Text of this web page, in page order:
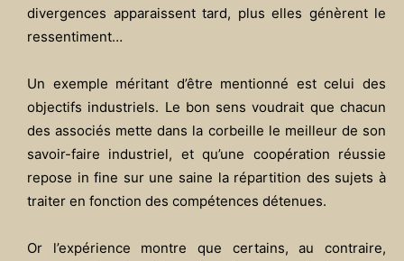
divergences apparaissent tard, plus elles génèrent le
ressentiment…
Un exemple méritant d’être mentionné est celui des
objectifs industriels. Le bon sens voudrait que chacun
des associés mette dans la corbeille le meilleur de son
savoir-faire industriel, et qu’une coopération réussie
repose in fine sur une saine la répartition des sujets à
traiter en fonction des compétences détenues.
Or l’expérience montre que certains, au contraire,